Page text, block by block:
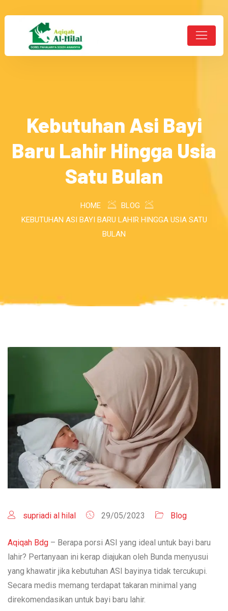
Kebutuhan Asi Bayi
Baru Lahir Hingga Usia
Satu Bulan
HOME
BLOG
KEBUTUHAN ASI BAYI BARU LAHIR HINGGA USIA SATU
BULAN
supriadi al hilal 29/05/2023 Blog
Aqiqah Bdg – Berapa porsi ASI yang ideal untuk bayi baru
lahir? Pertanyaan ini kerap diajukan oleh Bunda menyusui
yang khawatir jika kebutuhan ASI bayinya tidak tercukupi.
Secara medis memang terdapat takaran minimal yang
direkomendasikan untuk bayi baru lahir.